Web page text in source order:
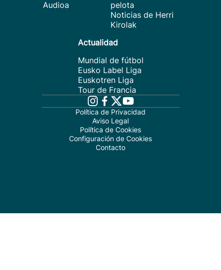
Audioa
pelota
Noticias de Herri
Kirolak
Actualidad
Mundial de fútbol
Eusko Label Liga
Euskotren Liga
Tour de Francia
Política de Privacidad
Aviso Legal
Política de Cookies
Configuración de Cookies
Contacto